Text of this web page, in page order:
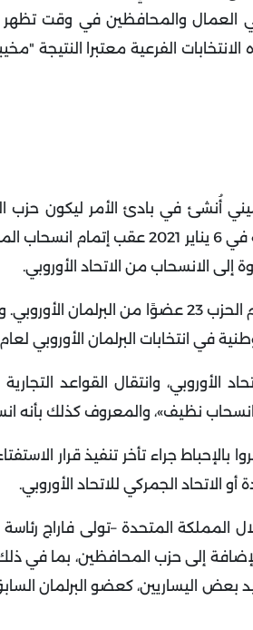
والمحافظين في وقت تظهر
الفرعية معتبرا النتيجة
أُنشئ في بادئ الأمر ليكون حزب
الاتحاد الأوروبي) وذلك في نوفمبر 2018،
إلى الانسحاب من الاتحاد الأوروبي.
قبل انسحاب المملكة المتحدة من الاتحاد الأوروبي، ضم
الأوروبي، وانتقال القواعد
نظيف»، والمعروف كذلك بأنه
الاتحاد الجمركي للاتحاد الأوروبي.
المملكة المتحدة –تولى فاراج
عام 2009 ومن عام 2010 إلى عام 2016– بالإضافة إلى
بعض اليساريين، كعضو البرلمان